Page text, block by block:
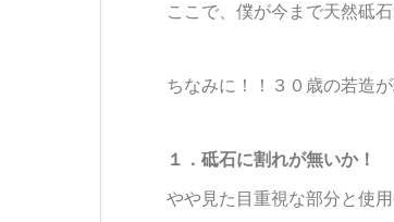
ここで、僕が今まで天然砥
ちなみに！！３０歳の若造
１．砥石に割れが無いか！
やや見た目重視な部分と使